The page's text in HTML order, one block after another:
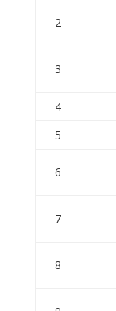
2
3
4
5
6
7
8